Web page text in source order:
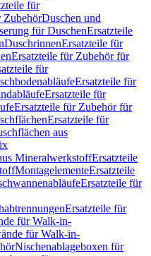
für
ZubehörDuschen und
für DuschenErsatzteile
DuschrinnenErsatzteile für
Ersatzteile für Zubehör für
für
Ersatzteile für
Ersatzteile für
Ersatzteile für Zubehör für
Ersatzteile für
aus
MineralwerkstoffErsatzteile
MontagelementeErsatzteile
Ersatzteile für
Ersatzteile für
für Walk-in-
für Walk-in-
Nischenablageboxen für